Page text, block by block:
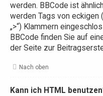
werden. BBCode ist
werden Tags von eckigen
„>“) Klammern
BBCode finden Sie auf
der Seite zur
Nach oben
Kann ich HTML